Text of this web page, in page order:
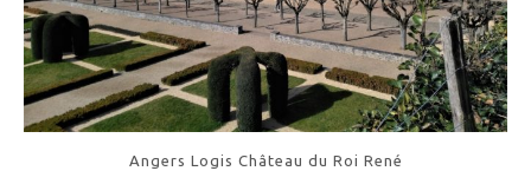
Angers Logis Château du Roi René